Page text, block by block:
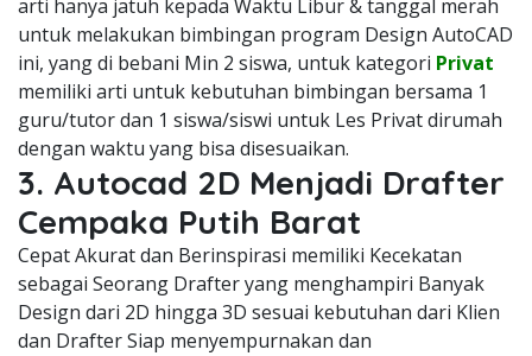
arti hanya jatuh kepada Waktu Libur & tanggal merah
untuk melakukan bimbingan program Design AutoCAD
ini, yang di bebani Min 2 siswa, untuk kategori Privat
memiliki arti untuk kebutuhan bimbingan bersama 1
guru/tutor dan 1 siswa/siswi untuk Les Privat dirumah
dengan waktu yang bisa disesuaikan.
3. Autocad 2D Menjadi Drafter
Cempaka Putih Barat
Cepat Akurat dan Berinspirasi memiliki Kecekatan
sebagai Seorang Drafter yang menghampiri Banyak
Design dari 2D hingga 3D sesuai kebutuhan dari Klien
dan Drafter Siap menyempurnakan dan